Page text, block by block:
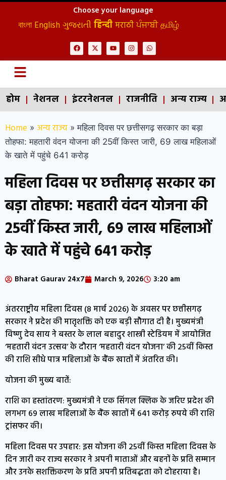
Choose your language
বাংলা English ગુજરાતી हिन्दीमराठीਪੰਜਾਬੀதமிழ்
होम नेशनल इंटरनेशनल राजनीति अन्य राज्य
Home » अन्य राज्य » महिला दिवस पर छत्तीसगढ़ सरकार का बड़ा
तोहफा: महतारी वंदन योजना की 25वीं किस्त जारी, 69 लाख महिलाओं
के खाते में पहुंचे 641 करोड़
महिला दिवस पर छत्तीसगढ़ सरकार का
बड़ा तोहफा: महतारी वंदन योजना की
25वीं किस्त जारी, 69 लाख महिलाओं
के खाते में पहुंचे 641 करोड़
Bharat Gaurav 24x7 March 9, 2026 3:20 am
अंतरराष्ट्रीय महिला दिवस (8 मार्च 2026) के अवसर पर छत्तीसगढ़
सरकार ने प्रदेश की मातृशक्ति को एक बड़ी सौगात दी है। मुख्यमंत्री
विष्णु देव साय ने बस्तर के लाल बहादुर शास्त्री स्टेडियम में आयोजित
‘महतारी वंदन उत्सव’ के दौरान ‘महतारी वंदन योजना’ की 25वीं किस्त
की राशि सीधे पात्र महिलाओं के बैंक खातों में अंतरित की।
योजना की मुख्य बातें:
राशि का हस्तांतरण: मुख्यमंत्री ने एक सिंगल क्लिक के जरिए प्रदेश की
लगभग 69 लाख महिलाओं के बैंक खातों में 641 करोड़ रुपये की राशि
ट्रांसफर की।
महिला दिवस पर उपहार: इस योजना की 25वीं किस्त महिला दिवस के
दिन जारी कर राज्य सरकार ने अपनी माताओं और बहनों के प्रति सम्मान
और उनके सशक्तिकरण के प्रति अपनी प्रतिबद्धता को दोहराया है।